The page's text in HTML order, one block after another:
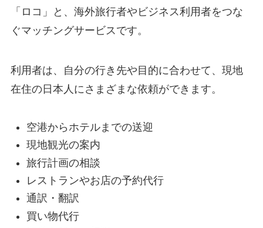
「ロコ」と、海外旅行者やビジネス利用者をつな
ぐマッチングサービスです。
利用者は、自分の行き先や目的に合わせて、現地
在住の日本人にさまざまな依頼ができます。
空港からホテルまでの送迎
現地観光の案内
旅行計画の相談
レストランやお店の予約代行
通訳・翻訳
買い物代行